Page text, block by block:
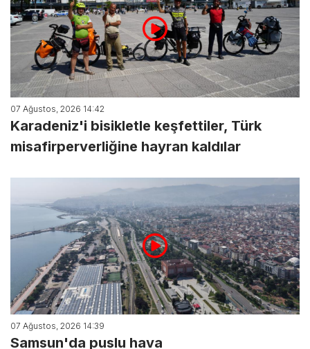
07 Ağustos, 2026 14:42
Karadeniz'i bisikletle keşfettiler, Türk
misafirperverliğine hayran kaldılar
07 Ağustos, 2026 14:39
Samsun'da puslu hava